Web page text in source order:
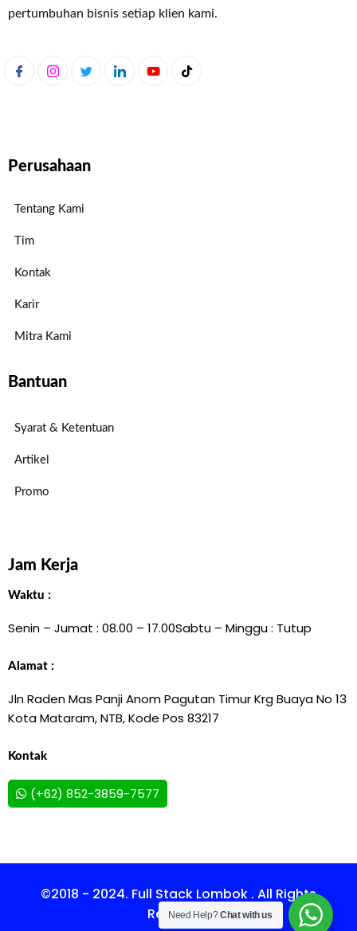
pertumbuhan bisnis setiap klien kami.
Perusahaan
Tentang Kami
Tim
Kontak
Karir
Mitra Kami
Bantuan
Syarat & Ketentuan
Artikel
Promo
Jam Kerja
Waktu :
Senin – Jumat : 08.00 – 17.00Sabtu – Minggu : Tutup
Alamat :
Jln Raden Mas Panji Anom Pagutan Timur Krg Buaya No 13
Kota Mataram, NTB, Kode Pos 83217
Kontak
(+62) 852-3859-7577
©2018 - 2024. Full Stack Lombok . All Rights
Reserved.
Need Help?Chat with us